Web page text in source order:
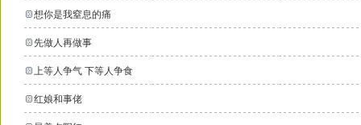
想你是我窒息的痛
先做人再做事
上等人争气 下等人争食
红娘和事佬